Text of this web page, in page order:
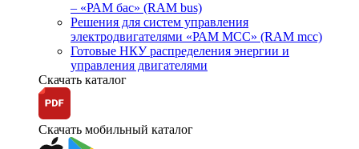
– «РАМ бас» (RAM bus)
Решения для систем управления
электродвигателями «РАМ МСС» (RAM mcc)
Готовые НКУ распределения энергии и
управления двигателями
Скачать каталог
Скачать мобильный каталог